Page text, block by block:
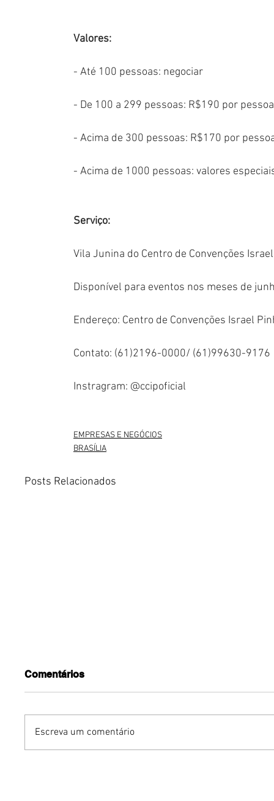
Valores:
- Até 100 pessoas: negociar
- De 100 a 299 pessoas: R$190 por pessoa
- Acima de 300 pessoas: R$170 por
- Acima de 1000 pessoas: valores
Serviço:
Vila Junina do Centro de Convenções
Disponível para eventos nos meses de
Endereço: Centro de Convenções Israel
Contato: (61)2196-0000/ (61)99630-9176
Instragram: @ccipoficial
EMPRESAS E NEGÓCIOS
BRASÍLIA
Posts Relacionados
Comentários
Escreva um comentário